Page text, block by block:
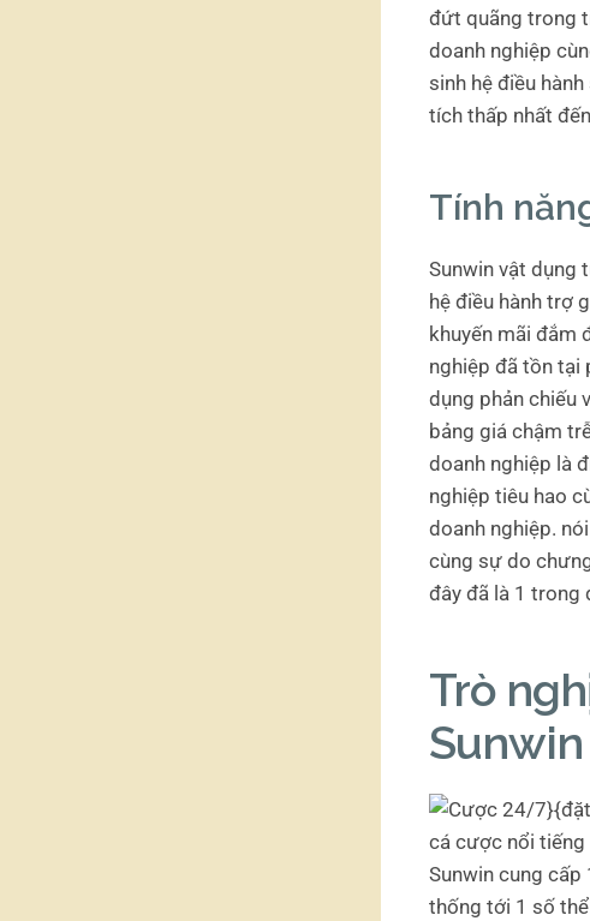
đứt quãng trong
doanh nghiệp
sinh hệ điều
tích thấp nhất
Tính
Sunwin vật dụng
hệ điều hành trợ
khuyến mãi đắm
nghiệp đã tồn tại
dụng phản chiếu
bảng giá chậm
doanh nghiệp là
nghiệp tiêu hao
doanh nghiệp.
cùng sự do
đây đã là 1 trong
Trò
Sunwin
Sunwin cung
thống tới 1 số